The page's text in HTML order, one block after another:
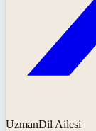
UzmanDil Ailesi